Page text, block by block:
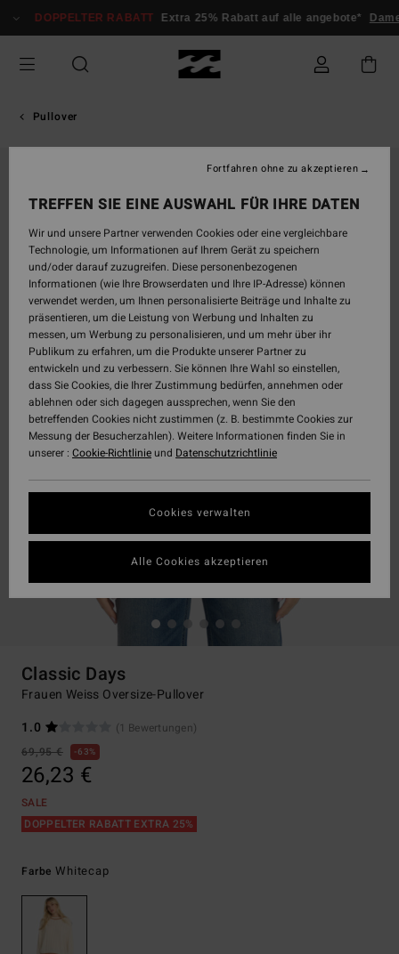
zur
springen
DOPPELTER RABATT Extra 25% Rabatt auf alle angebote*
Pullover
Classic Days
Frauen Weiss Oversize-Pullover
1.0
(1 Bewertungen)
69,95 €
63%
26,23 €
SALE
DOPPELTER RABATT EXTRA 25%
FarbeWhitecap
TREFFEN SIE EINE AUSWAHL FÜR IHRE DATEN
Wir und unsere Partner verwenden Cookies oder eine vergleichbare
Technologie, um Informationen auf Ihrem Gerät zu speichern
und/oder darauf zuzugreifen. Diese personenbezogenen
Informationen (wie Ihre Browserdaten und Ihre IP-Adresse) können
verwendet werden, um Ihnen personalisierte Beiträge und Inhalte zu
präsentieren, um die Leistung von Werbung und Inhalten zu
messen, um Werbung zu personalisieren, und um mehr über ihr
Publikum zu erfahren, um die Produkte unserer Partner zu
entwickeln und zu verbessern. Sie können Ihre Wahl so einstellen,
dass Sie Cookies, die Ihrer Zustimmung bedürfen, annehmen oder
ablehnen oder sich dagegen aussprechen, wenn Sie den
betreffenden Cookies nicht zustimmen (z. B. bestimmte Cookies zur
Messung der Besucherzahlen). Weitere Informationen finden Sie in
unserer : Cookie-Richtlinieund Datenschutzrichtlinie
Cookies verwalten
Fortfahren ohne zu akzeptieren
Alle Cookies akzeptieren